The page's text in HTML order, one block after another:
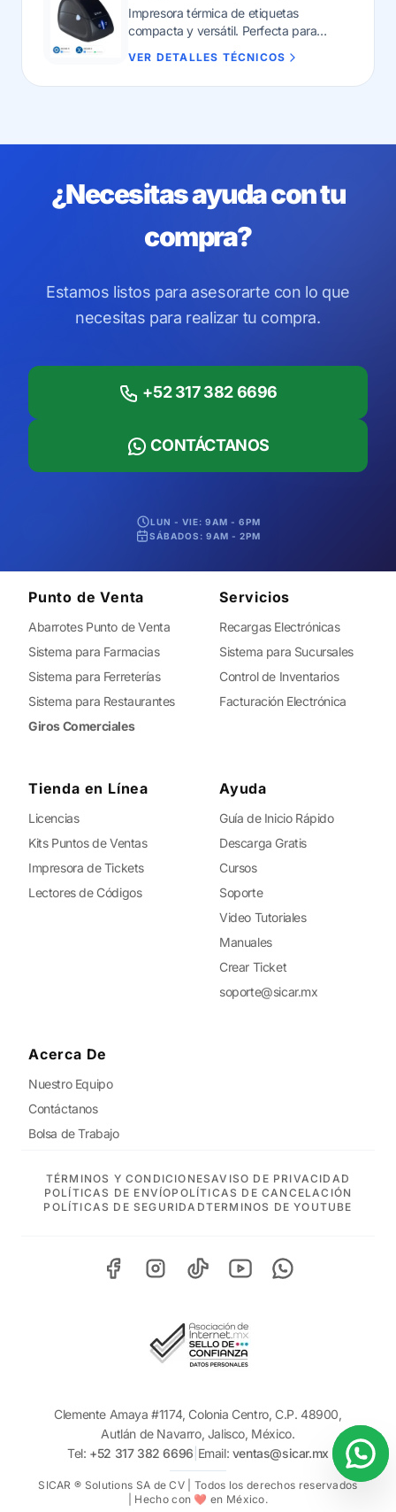
Impresora térmica de etiquetas
compacta y versátil. Perfecta para
impresión de códigos de barras rápida y
económica sin cartuchos de tinta.
VER DETALLES TÉCNICOS
¿Necesitas ayuda con tu
compra?
Estamos listos para asesorarte con lo que
necesitas para realizar tu compra.
+52 317 382 6696
CONTÁCTANOS
LUN - VIE: 9AM - 6PM
SÁBADOS: 9AM - 2PM
Punto de Venta
Abarrotes Punto de Venta
Sistema para Farmacias
Sistema para Ferreterías
Sistema para Restaurantes
Giros Comerciales
Servicios
Recargas Electrónicas
Sistema para Sucursales
Control de Inventarios
Facturación Electrónica
Tienda en Línea
Licencias
Kits Puntos de Ventas
Impresora de Tickets
Lectores de Códigos
Ayuda
Guía de Inicio Rápido
Descarga Gratis
Cursos
Soporte
Video Tutoriales
Manuales
Crear Ticket
soporte@sicar.mx
Acerca De
Nuestro Equipo
Contáctanos
Bolsa de Trabajo
TÉRMINOS Y CONDICIONESAVISO DE PRIVACIDAD
POLÍTICAS DE ENVÍOPOLÍTICAS DE CANCELACIÓN
POLÍTICAS DE SEGURIDADTERMINOS DE YOUTUBE
Clemente Amaya #1174, Colonia Centro, C.P. 48900,
Autlán de Navarro, Jalisco, México.
Tel: +52 317 382 6696 Email: ventas@sicar.mx
SICAR ® Solutions SA de CV | Todos los derechos reservados
| Hecho con ❤️ en México.